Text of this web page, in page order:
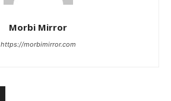
Morbi Mirror
https://morbimirror.com